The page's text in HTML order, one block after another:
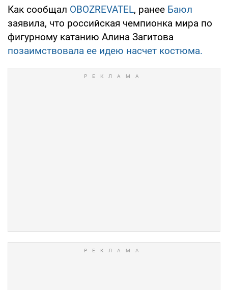
Как сообщал OBOZREVATEL, ранее Баюл
заявила, что российская чемпионка мира по
фигурному катанию Алина Загитова
позаимствовала ее идею насчет костюма.